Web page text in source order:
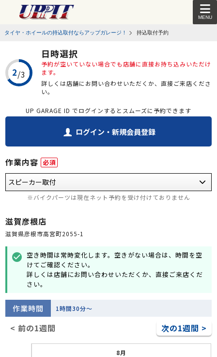
MENU
タイヤ・ホイールの持込取付ならアップガレージ！ 持込取付予約
日時選択
予約が空いていない場合でも店舗に直接お持ち込みいただけ
ます。
詳しくは店舗にお問い合わせいただくか、直接ご来店くださ
い。
UP GARAGE ID でログインするとスムーズに予約できます
ログイン・新規会員登録
作業内容 必須
※バイクパーツは現在ネット予約を受け付けておりません
滋賀彦根店
滋賀県彦根市高宮町2055-1
check_circle 空き時間は常時変化します。空きがない場合は、時間を空
けてご確認ください。
詳しくは店舗にお問い合わせいただくか、直接ご来店くだ
さい。
作業時間 1時間30分～
< 前の1週間 次の1週間 >
8月